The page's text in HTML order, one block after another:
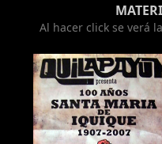
Al hacer click se verá